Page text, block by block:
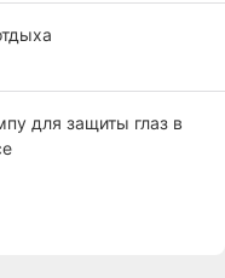
для защиты глаз в